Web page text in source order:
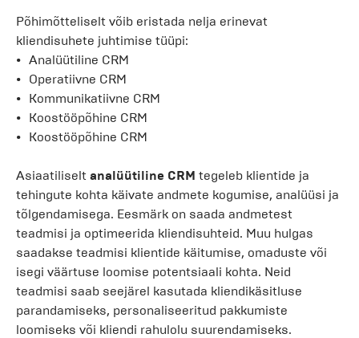
Põhimõtteliselt võib eristada nelja erinevat
kliendisuhete juhtimise tüüpi:
Analüütiline CRM
Operatiivne CRM
Kommunikatiivne CRM
Koostööpõhine CRM
Koostööpõhine CRM
Asiaatiliselt analüütiline CRM tegeleb klientide ja
tehingute kohta käivate andmete kogumise, analüüsi ja
tõlgendamisega. Eesmärk on saada andmetest
teadmisi ja optimeerida kliendisuhteid. Muu hulgas
saadakse teadmisi klientide käitumise, omaduste või
isegi väärtuse loomise potentsiaali kohta. Neid
teadmisi saab seejärel kasutada kliendikäsitluse
parandamiseks, personaliseeritud pakkumiste
loomiseks või kliendi rahulolu suurendamiseks.